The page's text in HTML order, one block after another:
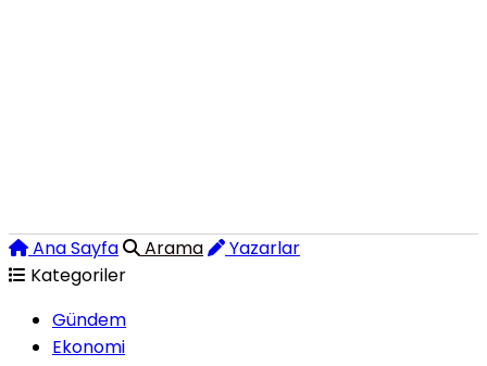
Ana Sayfa Arama
Yazarlar
Kategoriler
Gündem
Ekonomi